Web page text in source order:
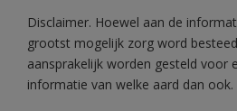
Disclaimer. Hoewel aan de
grootst mogelijk zorg word
aansprakelijk worden gesteld voor
informatie van welke aard dan ook.